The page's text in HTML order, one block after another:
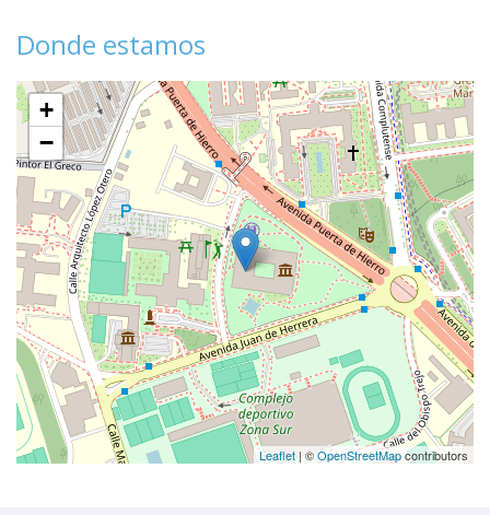
Donde estamos
+
−
Leaflet | ©OpenStreetMapcontributors